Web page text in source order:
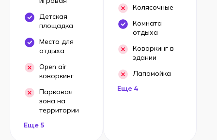
Детская
площадка
Места для
отдыха
Open air
коворкинг
Парковая
зона на
территории
Еще 5
Колясочные
Комната
отдыха
Коворкинг в
здании
Лапомойка
Еще 4